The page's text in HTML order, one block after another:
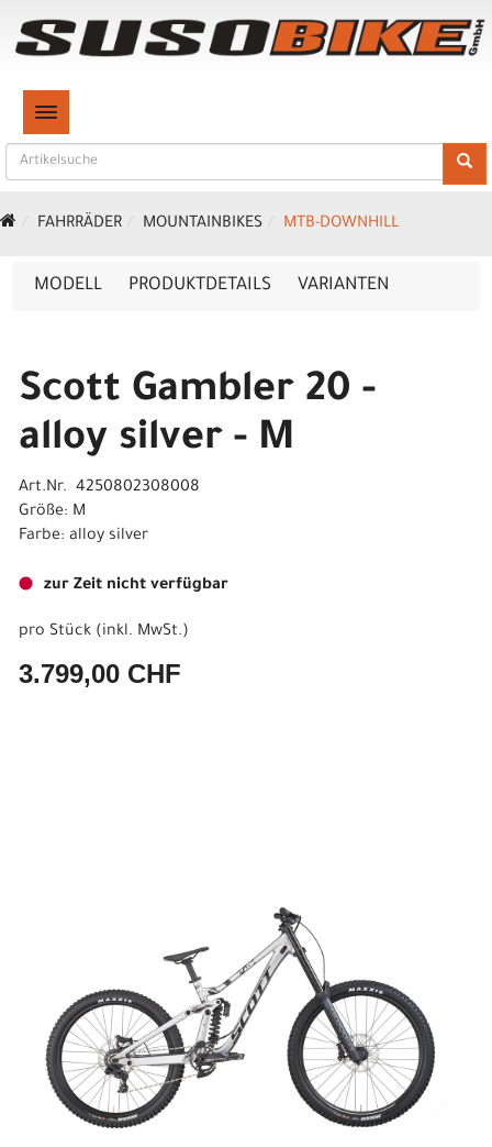
TOGGLE NAVIGATION
FAHRRÄDER MOUNTAINBIKES MTB-DOWNHILL
MODELL PRODUKTDETAILS VARIANTEN
Scott Gambler 20 -
alloy silver - M
Art.Nr. 4250802308008
Größe: M
Farbe: alloy silver
zur Zeit nicht verfügbar
pro Stück (inkl. MwSt.)
3.799,00 CHF